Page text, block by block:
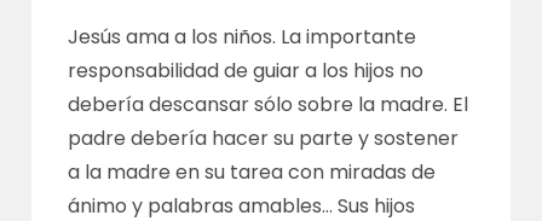
Jesús ama a los niños. La importante
responsabilidad de guiar a los hijos no
debería descansar sólo sobre la madre. El
padre debería hacer su parte y sostener
a la madre en su tarea con miradas de
ánimo y palabras amables… Sus hijos